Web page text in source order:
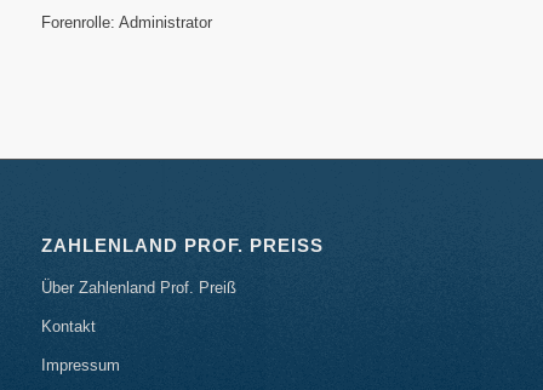
Forenrolle: Administrator
ZAHLENLAND PROF. PREISS
Über Zahlenland Prof. Preiß
Kontakt
Impressum